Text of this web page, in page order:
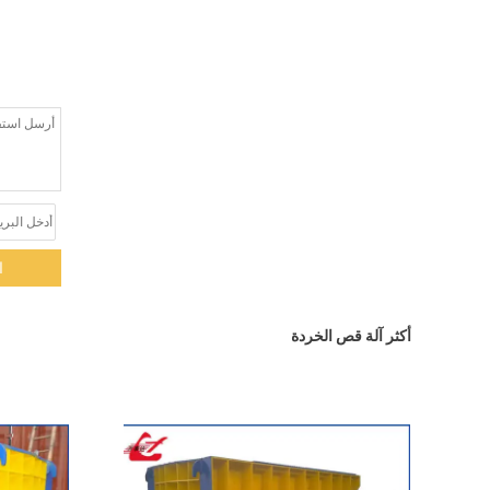
أكثر آلة قص الخردة